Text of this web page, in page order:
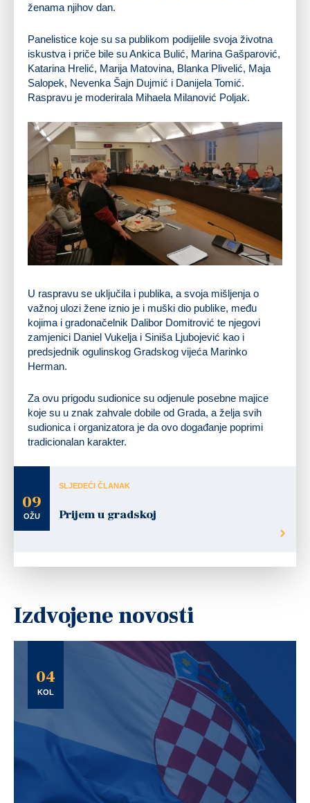
ženama njihov dan.
Panelistice koje su sa publikom podijelile svoja životna
iskustva i priče bile su Ankica Bulić, Marina Gašparović,
Katarina Hrelić, Marija Matovina, Blanka Plivelić, Maja
Salopek, Nevenka Šajn Dujmić i Danijela Tomić.
Raspravu je moderirala Mihaela Milanović Poljak.
U raspravu se uključila i publika, a svoja mišljenja o
važnoj ulozi žene iznio je i muški dio publike, među
kojima i gradonačelnik Dalibor Domitrović te njegovi
zamjenici Daniel Vukelja i Siniša Ljubojević kao i
predsjednik ogulinskog Gradskog vijeća Marinko
Herman.
Za ovu prigodu sudionice su odjenule posebne majice
koje su u znak zahvale dobile od Grada, a želja svih
sudionica i organizatora je da ovo događanje poprimi
tradicionalan karakter.
09
OŽU
SLJEDEĆI ČLANAK
Prijem u gradskoj
Izdvojene novosti
04
KOL